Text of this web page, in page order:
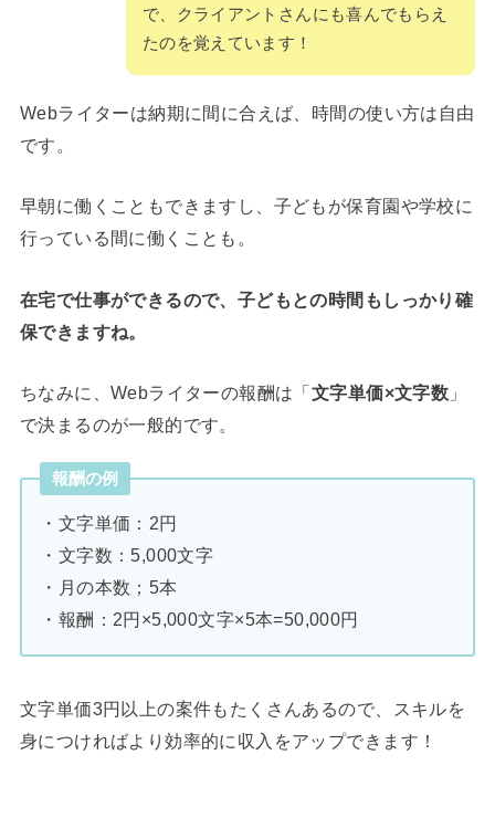
で、クライアントさんにも喜んでもらえ
たのを覚えています！
Webライターは納期に間に合えば、時間の使い方は自由
です。
早朝に働くこともできますし、子どもが保育園や学校に
行っている間に働くことも。
在宅で仕事ができるので、子どもとの時間もしっかり確
保できますね。
ちなみに、Webライターの報酬は「文字単価×文字数 」
で決まるのが一般的です。
報酬の例
・文字単価：2円
・文字数：5,000文字
・月の本数；5本
・報酬：2円×5,000文字×5本=50,000円
文字単価3円以上の案件もたくさんあるので、スキルを
身につければより効率的に収入をアップできます！